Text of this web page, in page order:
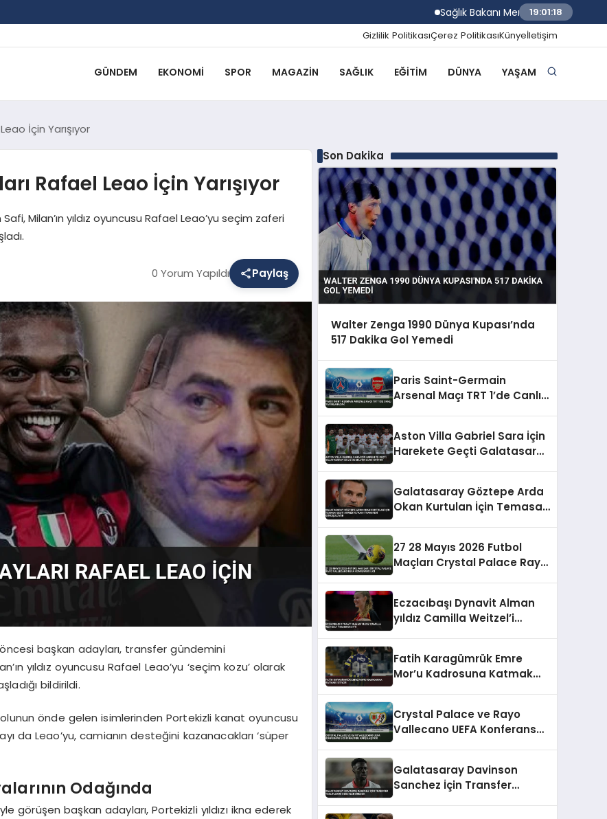
Sağlık Bakanı Memişoğlu Trabzon Şehir
19:01:19
Gizlilik PolitikasıÇerez PolitikasıKünyeİletişim
GÜNDEM EKONOMI SPOR MAGAZIN SAĞLIK EĞITIM DÜNYA YAŞAM
İçin Yarışıyor
Rafael Leao İçin Yarışıyor
Milan’ın yıldız oyuncusu Rafael Leao’yu seçim zaferi
0 Yorum Yapıldı Paylaş
başkan adayları, transfer gündemini
yıldız oyuncusu Rafael Leao’yu ‘seçim kozu’ olarak
bildirildi.
önde gelen isimlerinden Portekizli kanat oyuncusu
da Leao’yu, camianın desteğini kazanacakları ‘süper
Odağında
görüşen başkan adayları, Portekizli yıldızı ikna ederek
Son Dakika
Walter Zenga 1990 Dünya Kupası’nda
517 Dakika Gol Yemedi
Paris Saint-Germain
Arsenal Maçı TRT 1’de Canlı
Aston Villa Gabriel Sara İçin
Harekete Geçti Galatasaray
Galatasaray Göztepe Arda
Okan Kurtulan İçin Temasa
27 28 Mayıs 2026 Futbol
Maçları Crystal Palace Rayo
Eczacıbaşı Dynavit Alman
yıldız Camilla Weitzel’i
Fatih Karagümrük Emre
Mor’u Kadrosuna Katmak
Crystal Palace ve Rayo
Vallecano UEFA Konferans
Galatasaray Davinson
Sanchez İçin Transfer